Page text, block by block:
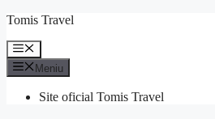
Sari
conținut
Tomis Travel
Meniu
Meniu
Site oficial Tomis Travel